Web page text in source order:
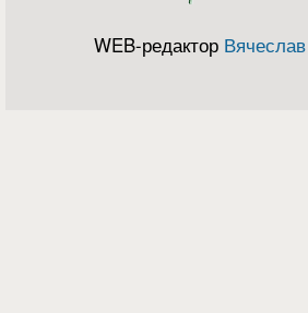
WEB-редактор